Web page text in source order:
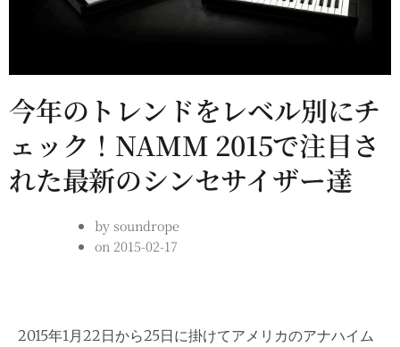
今年のトレンドをレベル別にチ
ェック！NAMM 2015で注目さ
れた最新のシンセサイザー達
bysoundrope
on 2015-02-17
2015年1月22日から25日に掛けてアメリカのアナハイム